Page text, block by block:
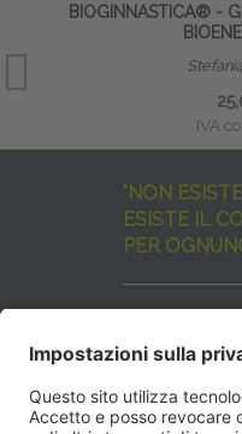
BIOGINNASTICA® -
IVA
"NON
ESISTE IL
PER
ma
e di
EdiAcademy
SEGUICI